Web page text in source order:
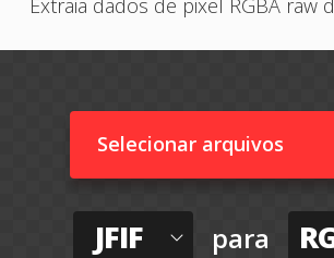
Extraia dados de pixel RGBA raw
Selecionar arquivos
JFIF para